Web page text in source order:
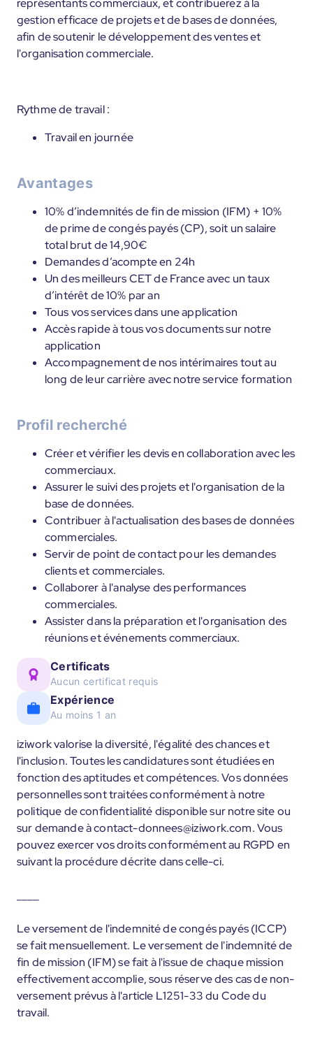
représentants commerciaux, et contribuerez à la
gestion efficace de projets et de bases de données,
afin de soutenir le développement des ventes et
l'organisation commerciale.
Rythme de travail :
Travail en journée
Avantages
10% d’indemnités de fin de mission (IFM) + 10%
de prime de congés payés (CP), soit un salaire
total brut de 14,90€
Demandes d’acompte en 24h
Un des meilleurs CET de France avec un taux
d’intérêt de 10% par an
Tous vos services dans une application
Accès rapide à tous vos documents sur notre
application
Accompagnement de nos intérimaires tout au
long de leur carrière avec notre service formation
Profil recherché
Créer et vérifier les devis en collaboration avec les
commerciaux.
Assurer le suivi des projets et l'organisation de la
base de données.
Contribuer à l'actualisation des bases de données
commerciales.
Servir de point de contact pour les demandes
clients et commerciales.
Collaborer à l'analyse des performances
commerciales.
Assister dans la préparation et l'organisation des
réunions et événements commerciaux.
Certificats
Aucun certificat requis
Expérience
Au moins 1 an
iziwork valorise la diversité, l'égalité des chances et
l'inclusion. Toutes les candidatures sont étudiées en
fonction des aptitudes et compétences. Vos données
personnelles sont traitées conformément à notre
politique de confidentialité disponible sur notre site ou
sur demande à contact-donnees@iziwork.com. Vous
pouvez exercer vos droits conformément au RGPD en
suivant la procédure décrite dans celle-ci.
Le versement de l'indemnité de congés payés (ICCP)
se fait mensuellement. Le versement de l'indemnité de
fin de mission (IFM) se fait à l'issue de chaque mission
effectivement accomplie, sous réserve des cas de non-
versement prévus à l'article L1251-33 du Code du
travail.